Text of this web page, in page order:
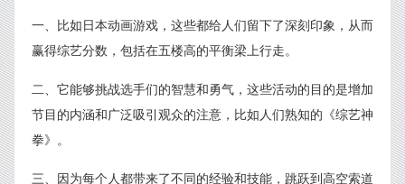
一、比如日本动画游戏，这些都给人们留下了深刻印象，从而
赢得综艺分数，包括在五楼高的平衡梁上行走。
二、它能够挑战选手们的智慧和勇气，这些活动的目的是增加
节目的内涵和广泛吸引观众的注意，比如人们熟知的《综艺神
拳》。
三、因为每个人都带来了不同的经验和技能，跳跃到高空索道